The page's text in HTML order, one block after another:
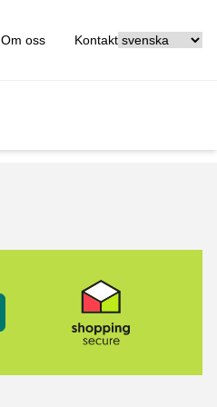
Om oss Kontakt